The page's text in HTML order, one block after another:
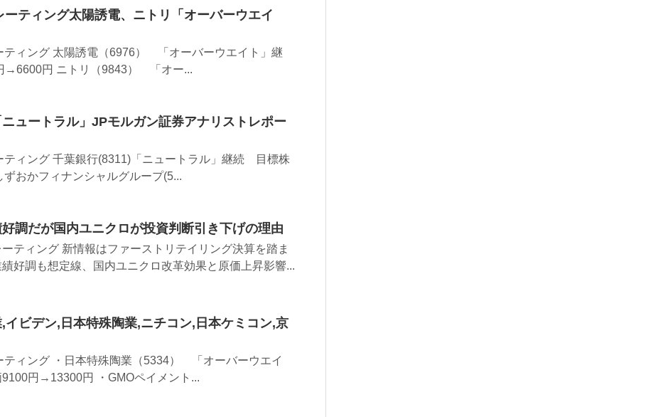
ティング太陽誘電、ニトリ「オーバーウエイ
ティング 太陽誘電（6976） 「オーバーウエイト」継
円 ニトリ（9843） 「オー...
ュートラル」JPモルガン証券アナリストレポー
ティング 千葉銀行(8311)「ニュートラル」継続 目標株
おかフィナンシャルグループ(5...
調だが国内ユニクロが投資判断引き下げの理由
ーティング 新情報はファーストリテイリング決算を踏ま
好調も想定線、国内ユニクロ改革効果と原価上昇影響...
イビデン,日本特殊陶業,ニチコン,日本ケミコン,京
ティング ・日本特殊陶業（5334） 「オーバーウエイ
円→13300円 ・GMOペイメント...